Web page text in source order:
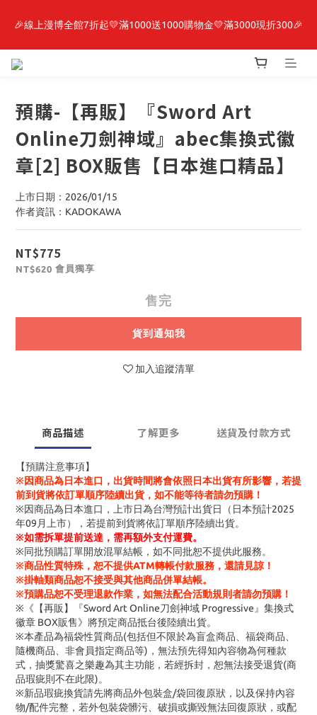
最新開賣🔥「全知讀者視角」 周邊商品
🎉線上漫博全館7折起💛滿1000送1000購物金💛滿3000現折300🎉
【抽籤堂】 影之強者、你又被殺了呢，偵探大人、約會大作戰、
最新開賣🔥「全知讀者視角」 周邊商品
預購-【再販】『Sword Art
Online刀劍神域』abec集換式徽
章[2] BOX販售【日本進口精品】
上市日期：2026/01/15
作者資訊：KADOKAWA
NT$775
NT$620 會員獨享
售完
貨到通知我
加入追蹤清單
商品描述 了解更多 送貨及付款方式
【預購注意事項】
※因商品為日本進口，出貨時間將會依照日本出貨有所影響，若提
前到貨將依訂單順序陸續出貨，如不能等待者請勿預購！
※因商品為日本進口，上市日為台灣預計出貨日（日本預計2025
年09月上市），若提前到貨將依訂單順序陸續出貨。
※如需拆單提前送達，需再額外支付運費。
※同批預購訂單開放混單結帳，如不同批恕不提供此服務。
※商品性質特殊，恕不提供ATM轉帳付款服務，還請見諒！
※掛軸類商品恕不接受與其他商品併單結帳。
※預購品恕不受理退款作業，如無法配合活動規則者請勿預購！
※《【再販】『Sword Art Online刀劍神域 Progressive』集換式
徽章 BOX販售》將預定商品抵台後陸續出貨。
※本產品為福袋性質商品(包括但不限於為盲盒商品、福袋商品、
隨機商品、非會員指定商品等)，無法預先得知內容物為何種款
式，抽獎驚喜之樂趣為其主功能，若經拆封，恕無法接受退貨(商
品瑕疵則不在此限)。
※新品瑕疵換貨請先將商品外包裝盒/袋回復原狀，以及保持內容
物/配件完整，若外包裝袋髒污、破損或撕毀無法回復原狀，或配